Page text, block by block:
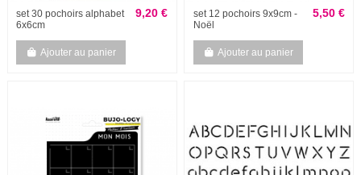
set 30 pochoirs alphabet
6x6cm
9,20 €
Ajouter au panier
set 12 pochoirs 9x9cm -
Noël
5,50 €
Ajouter au panier